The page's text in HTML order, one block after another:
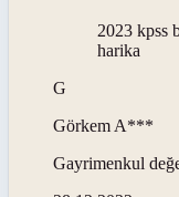
2023 kpss
harika
G
Görkem A***
Gayrimenkul